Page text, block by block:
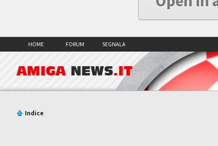
HOME FORUM SEGNALA
AMIGA NEWS.IT
Indice